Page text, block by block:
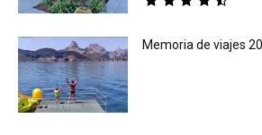
Memoria de viajes